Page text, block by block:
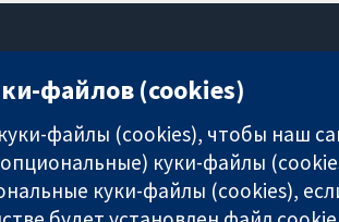
13 Cavendish Square
0AN
Kingdom
файлов (cookies)
файлы (cookies), чтобы наш
куки-файлы
куки-файлы (cookies),